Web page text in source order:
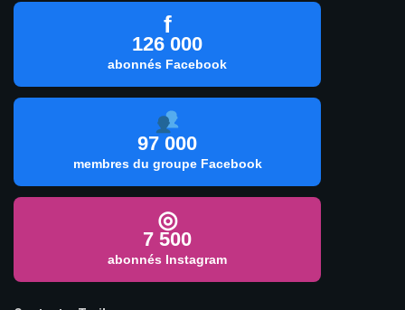
f
126 000
abonnés Facebook
97 000
membres du groupe Facebook
◎
7 500
abonnés Instagram